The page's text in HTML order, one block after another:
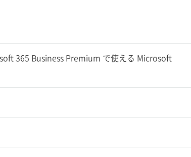
365 Business Premium で使える Microsoft